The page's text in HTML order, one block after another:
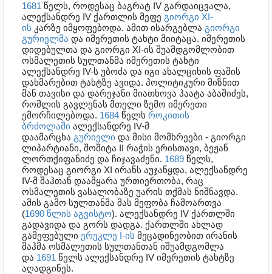
1681 წელს, როდესაც ბაგრატ IV გარდაიცვალა,
ალექსანდრე IV ქართლის მეფე გიორგი XI-
ის კარზე იმყოფებოდა. ამით ისარგებლა გიორგი
გურიელმა და იმერეთის ტახტი მიიტაცა. იმერეთის
დიდებულთა და გიორგი XI-ის შუამდგომლობით
ოსმალეთის სულთანმა იმერეთის ტახტი
ალექსანდრე IV-ს უბოძა და იგი ახალციხის ფაშის
დახმარებით ტახტზე ავიდა. პოლიტიკური მიზნით
მან თავისი და დარეჯანი მიათხოვა პაატა აბაშიძეს,
რომლის გავლენას მთელი ზემო იმერეთი
ემორჩილებოდა. 1684 წელს როკითის
ბრძოლაში ალექსანდრე IV-მ
დაამარცხა გურიელი და მისი მომხრეები - გიორგი
ლიპარტიანი, შოშიტა II რაჭის ერისთავი, ბეჟან
ლორთქიფანიძე და ჩიჯავაძენი. 1689 წელს,
როდესაც გიორგი XI ირანს აუჯანყდა, ალექსანდრე
IV-მ შაჰთან დაამყარა ურთიერთობა, რაც
ოსმალეთის ვასალობაზე უარის თქმას ნიშნავდა.
ამის გამო სულთანმა მას მეფობა ჩამოართვა
(1690 წლის აგვისტო). ალექსანდრე IV ქართლში
გადავიდა და გორს დადგა. ქართლში ახლად
გამეფებული ერეკლე I-ის მეცადინეობით ირანის
შაჰმა ოსმალეთის სულთანთან იშუამდგომლა
და 1691 წელს ალექსანდრე IV იმერეთის ტახტზე
აღადგინეს.